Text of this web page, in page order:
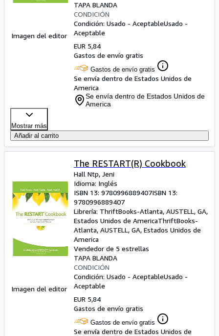
Imagen del editor
TAPA BLANDA
CONDICIÓN
Condición: Usado - AceptableUsado -
Aceptable
EUR 5,84
Gastos de envío gratis
Gastos de envío gratis
Se envía dentro de Estados Unidos de
America
Se envía dentro de Estados Unidos de
America
Mostrar más
Añadir al carrito
Imagen del editor
The RESTART(R) Cookbook
Hall Ntp, Jeni
Idioma: Inglés
ISBN 13: 9780996889407ISBN 13:
9780996889407
Librería: ThriftBooks-Atlanta, AUSTELL, GA,
Estados Unidos de AmericaThriftBooks-
Atlanta, AUSTELL, GA, Estados Unidos de
America
Vendedor de 5 estrellas
TAPA BLANDA
CONDICIÓN
Condición: Usado - AceptableUsado -
Aceptable
EUR 5,84
Gastos de envío gratis
Gastos de envío gratis
Se envía dentro de Estados Unidos de